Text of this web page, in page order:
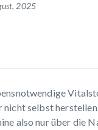
2025
nicht selbst
also nur über die